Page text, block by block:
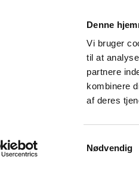
Denne
Vi bruger
til at
partnere
kombinere
af deres
Nødvendig